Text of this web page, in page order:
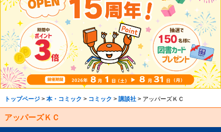
トップページ> 本・コミック > コミック > 講談社> アッパーズＫＣ
アッパーズＫＣ